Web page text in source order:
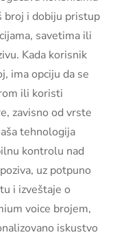
broj i dobiju pristup
savetima ili
Kada korisnik
ima opciju da se
ili koristi
zavisno od vrste
tehnologija
kontrolu nad
uz potpuno
i izveštaje o
voice brojem,
iskustvo